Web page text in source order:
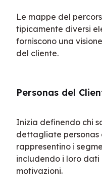
Le mappe del
tipicamente diversi
forniscono una
del cliente.
Personas del
Inizia definendo chi
dettagliate personas
rappresentino i
includendo i loro
motivazioni.